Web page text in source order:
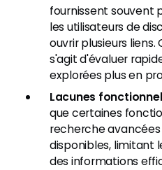
fournissent souvent
les utilisateurs de
ouvrir plusieurs
s'agit d'évaluer
explorées plus en
Lacunes
que certaines
recherche
disponibles, limitant
des informations